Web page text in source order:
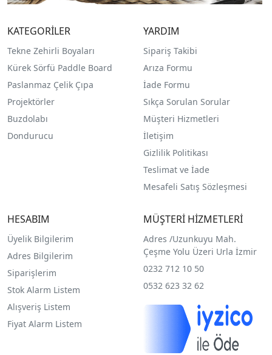
KATEGORİLER
Tekne Zehirli Boyaları
Kürek Sörfü Paddle Board
Paslanmaz Çelik Çıpa
Projektörler
Buzdolabı
Dondurucu
YARDIM
Sipariş Takibi
Arıza Formu
İade Formu
Sıkça Sorulan Sorular
Müşteri Hizmetleri
İletişim
Gizlilik Politikası
Teslimat ve İade
Mesafeli Satış Sözleşmesi
HESABIM
Üyelik Bilgilerim
Adres Bilgilerim
Siparişlerim
Stok Alarm Listem
Alışveriş Listem
Fiyat Alarm Listem
MÜŞTERİ HİZMETLERİ
Adres /Uzunkuyu Mah.
Çeşme Yolu Üzeri Urla İzmir
0232 712 10 50
0532 623 32 62